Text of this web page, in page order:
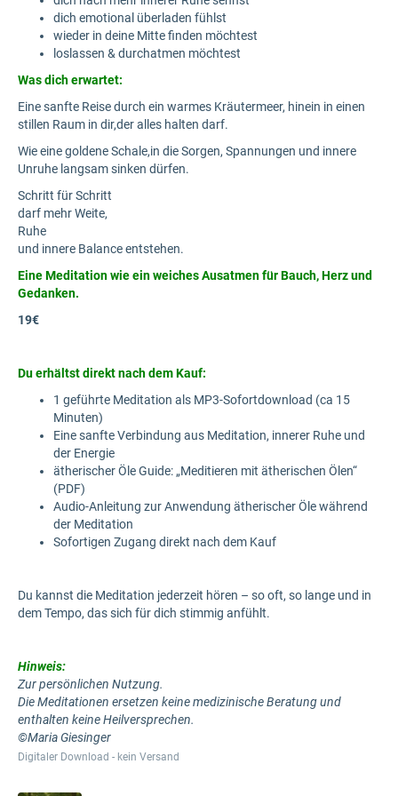
dich emotional überladen fühlst
wieder in deine Mitte finden möchtest
loslassen & durchatmen möchtest
Was dich erwartet:
Eine sanfte Reise durch ein warmes Kräutermeer, hinein in einen
stillen Raum in dir,der alles halten darf.
Wie eine goldene Schale,in die Sorgen, Spannungen und innere
Unruhe langsam sinken dürfen.
Schritt für Schritt
darf mehr Weite,
Ruhe
und innere Balance entstehen.
Eine Meditation wie ein weiches Ausatmen für Bauch, Herz und
Gedanken.
19€
Du erhältst direkt nach dem Kauf:
1 geführte Meditation als MP3-Sofortdownload (ca 15
Minuten)
Eine sanfte Verbindung aus Meditation, innerer Ruhe und
der Energie
ätherischer Öle Guide: „Meditieren mit ätherischen Ölen“
(PDF)
Audio-Anleitung zur Anwendung ätherischer Öle während
der Meditation
Sofortigen Zugang direkt nach dem Kauf
Du kannst die Meditation jederzeit hören – so oft, so lange und in
dem Tempo, das sich für dich stimmig anfühlt.
Hinweis:
Zur persönlichen Nutzung.
Die Meditationen ersetzen keine medizinische Beratung und
enthalten keine Heilversprechen.
©Maria Giesinger
Digitaler Download - kein Versand